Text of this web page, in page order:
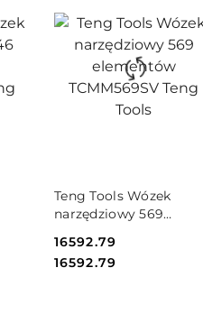
Teng Tools Wózek
narzędziowy 569
TCMM569SV Teng Tools
Cena:
16592.79
Cena:
16592.79
DO KOSZYKA